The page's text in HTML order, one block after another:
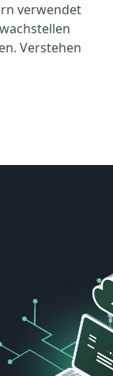
verwendet
Verstehen